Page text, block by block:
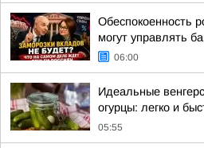
Обеспокоенность
могут управлять
06:00
Идеальные
огурцы: легко и
05:55